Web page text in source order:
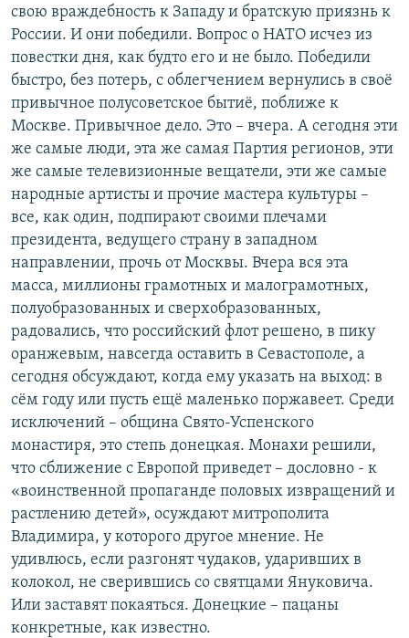
свою враждебность к Западу и братскую приязнь к
России. И они победили. Вопрос о НАТО исчез из
повестки дня, как будто его и не было. Победили
быстро, без потерь, с облегчением вернулись в своё
привычное полусоветское бытиё, поближе к
Москве. Привычное дело. Это – вчера. А сегодня эти
же самые люди, эта же самая Партия регионов, эти
же самые телевизионные вещатели, эти же самые
народные артисты и прочие мастера культуры –
все, как один, подпирают своими плечами
президента, ведущего страну в западном
направлении, прочь от Москвы. Вчера вся эта
масса, миллионы грамотных и малограмотных,
полуобразованных и сверхобразованных,
радовались, что российский флот решено, в пику
оранжевым, навсегда оставить в Севастополе, а
сегодня обсуждают, когда ему указать на выход: в
сём году или пусть ещё маленько поржавеет. Среди
исключений – община Свято-Успенского
монастиря, это степь донецкая. Монахи решили,
что сближение с Европой приведет – дословно - к
«воинственной пропаганде половых извращений и
растлению детей», осуждают митрополита
Владимира, у которого другое мнение. Не
удивлюсь, если разгонят чудаков, ударивших в
колокол, не сверившись со святцами Януковича.
Или заставят покаяться. Донецкие – пацаны
конкретные, как известно.